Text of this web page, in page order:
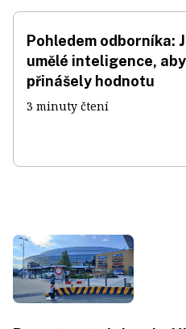
Pohledem odborníka:
umělé inteligence,
přinášely hodnotu
3 minuty čtení